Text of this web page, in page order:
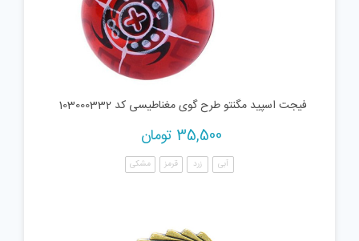
فیجت اسپید مگنتو طرح گوی مغناطیسی کد 103000332
35,500 تومان
آبی زرد قرمز مشکی